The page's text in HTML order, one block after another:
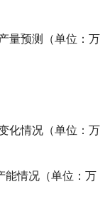
量预测（单位：万
化情况（单位：万
能情况（单位：万